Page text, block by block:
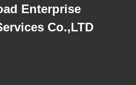
Enterprise
Co.,LTD